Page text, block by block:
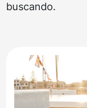
buscando.